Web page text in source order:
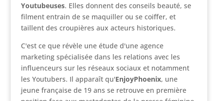
Youtubeuses. Elles donnent des conseils beauté, se
filment entrain de se maquiller ou se coiffer, et
taillent des croupières aux acteurs historiques.
C'est ce que révèle une étude d'une agence
marketing spécialisée dans les relations avec les
influenceurs sur les réseaux sociaux et notamment
les Youtubers. Il apparaît qu'EnjoyPhoenix, une
jeune française de 19 ans se retrouve en première